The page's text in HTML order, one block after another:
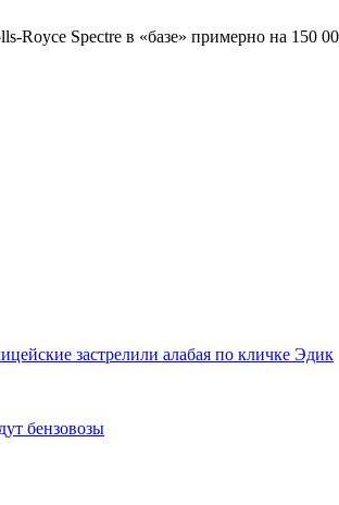
Royce Spectre в «базе» примерно на
застрелили алабая по кличке Эдик
бензовозы